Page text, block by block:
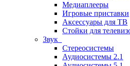
Медиаплееры
Игровые приставки
Аксессуары для ТВ
Стойки для
Звук
Стереосистемы
Аудиосистемы 2.1